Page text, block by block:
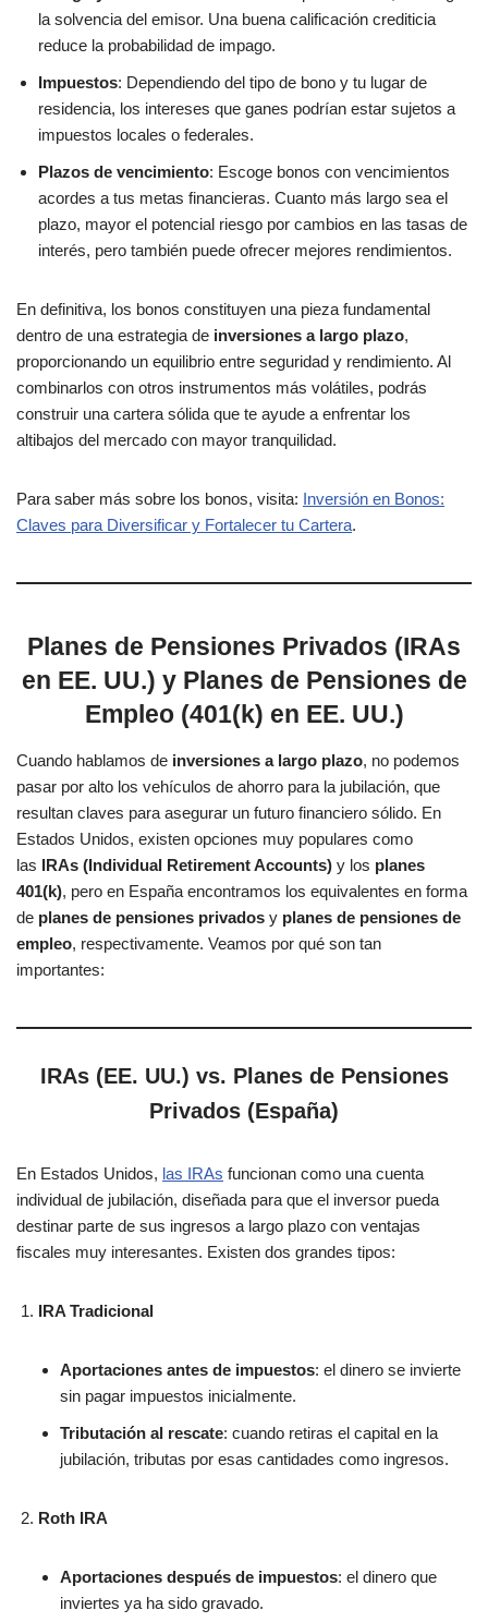
la solvencia del emisor. Una buena calificación crediticia
reduce la probabilidad de impago.
Impuestos: Dependiendo del tipo de bono y tu lugar de
residencia, los intereses que ganes podrían estar sujetos a
impuestos locales o federales.
Plazos de vencimiento: Escoge bonos con vencimientos
acordes a tus metas financieras. Cuanto más largo sea el
plazo, mayor el potencial riesgo por cambios en las tasas de
interés, pero también puede ofrecer mejores rendimientos.
En definitiva, los bonos constituyen una pieza fundamental
dentro de una estrategia de inversiones a largo plazo,
proporcionando un equilibrio entre seguridad y rendimiento. Al
combinarlos con otros instrumentos más volátiles, podrás
construir una cartera sólida que te ayude a enfrentar los
altibajos del mercado con mayor tranquilidad.
Para saber más sobre los bonos, visita: Inversión en Bonos:
Claves para Diversificar y Fortalecer tu Cartera.
Planes de Pensiones Privados (IRAs
en EE. UU.) y Planes de Pensiones de
Empleo (401(k) en EE. UU.)
Cuando hablamos de inversiones a largo plazo, no podemos
pasar por alto los vehículos de ahorro para la jubilación, que
resultan claves para asegurar un futuro financiero sólido. En
Estados Unidos, existen opciones muy populares como
las
IRAs (Individual Retirement Accounts) y los planes
401(k), pero en España encontramos los equivalentes en forma
de planes de pensiones privados y planes de pensiones de
empleo, respectivamente. Veamos por qué son tan
importantes:
IRAs (EE. UU.) vs. Planes de Pensiones
Privados (España)
En Estados Unidos, las IRAs funcionan como una cuenta
individual de jubilación, diseñada para que el inversor pueda
destinar parte de sus ingresos a largo plazo con ventajas
fiscales muy interesantes. Existen dos grandes tipos:
IRA Tradicional
Aportaciones antes de impuestos: el dinero se invierte
sin pagar impuestos inicialmente.
Tributación al rescate: cuando retiras el capital en la
jubilación, tributas por esas cantidades como ingresos.
Roth IRA
Aportaciones después de impuestos: el dinero que
inviertes ya ha sido gravado.